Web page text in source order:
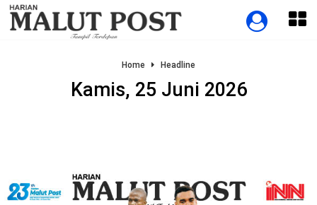
Home Headline
Kamis, 25 Juni 2026